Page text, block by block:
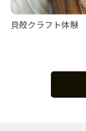
貝殻クラフト体験